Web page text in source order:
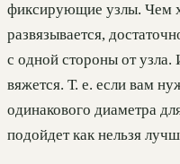
фиксирующие узлы. Чем
развязывается,
с одной стороны от узла.
вяжется. Т. е. если вам
одинакового диаметра
подойдет как нельзя